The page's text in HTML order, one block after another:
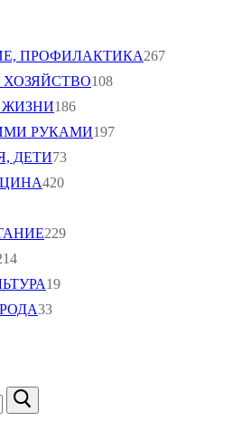
ПРОФИЛАКТИКА267
108
ЖИЗНИ186
РУКАМИ197
ДЕТИ73
420
229
19
33